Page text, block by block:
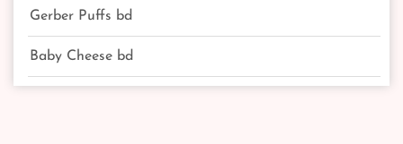
Gerber Puffs bd
Baby Cheese bd